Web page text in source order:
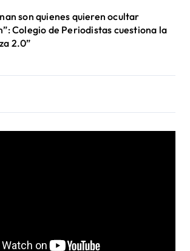
son quienes quieren ocultar
Colegio de Periodistas cuestiona la
2.0”